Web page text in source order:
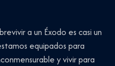
a un Éxodo es casi un
equipados para
y vivir para